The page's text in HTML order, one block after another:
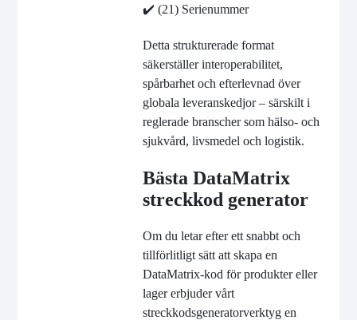
✔️ (21) Serienummer
Detta strukturerade format
säkerställer interoperabilitet,
spårbarhet och efterlevnad över
globala leveranskedjor – särskilt i
reglerade branscher som hälso- och
sjukvård, livsmedel och logistik.
Bästa DataMatrix
streckkod generator
Om du letar efter ett snabbt och
tillförlitligt sätt att skapa en
DataMatrix-kod för produkter eller
lager erbjuder vårt
streckkodsgeneratorverktyg en